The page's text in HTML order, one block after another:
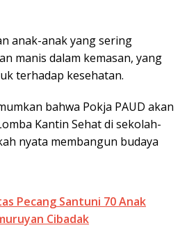
anak-anak yang sering
manis dalam kemasan, yang
terhadap kesehatan.
bahwa Pokja PAUD akan
Kantin Sehat di sekolah-
nyata membangun budaya
Pecang Santuni 70 Anak
Cibadak